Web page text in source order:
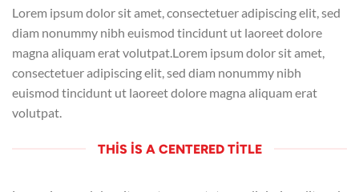
Lorem ipsum dolor sit amet, consectetuer adipiscing elit, sed
diam nonummy nibh euismod tincidunt ut laoreet dolore
magna aliquam erat volutpat.Lorem ipsum dolor sit amet,
consectetuer adipiscing elit, sed diam nonummy nibh
euismod tincidunt ut laoreet dolore magna aliquam erat
volutpat.
THIS IS A CENTERED TITLE